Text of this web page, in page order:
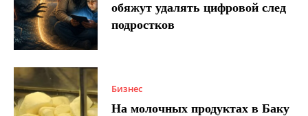
обяжут удалять цифровой след
подростков
Бизнес
На молочных продуктах в Баку